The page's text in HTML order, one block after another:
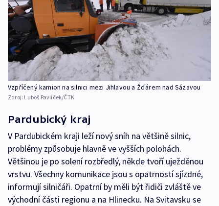
Vzpříčený kamion na silnici mezi Jihlavou a Žďárem nad Sázavou
Zdroj: Luboš Pavlíček/ČTK
Pardubický kraj
V Pardubickém kraji leží nový sníh na většině silnic,
problémy způsobuje hlavně ve vyšších polohách.
Většinou je po solení rozbředlý, někde tvoří uježděnou
vrstvu. Všechny komunikace jsou s opatrností sjízdné,
informují silničáři. Opatrní by měli být řidiči zvláště ve
východní části regionu a na Hlinecku. Na Svitavsku se